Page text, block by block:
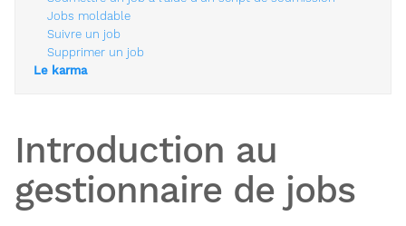
Jobs moldable
Suivre un job
Supprimer un job
Le karma
Introduction au
gestionnaire de jobs